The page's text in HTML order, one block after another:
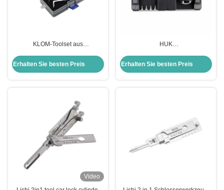
KLOM-Toolset aus
Generation
Erhalten Sie besten Preis
HUK
Schlüssel-Stift-Entferner Schloss
Pick Gun Schlosser-Tool
Erhalten Sie besten Preis
Video